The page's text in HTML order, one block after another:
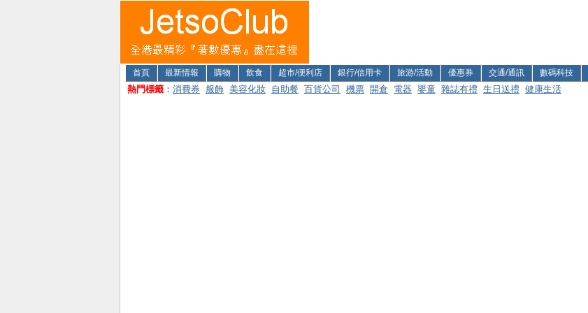
首頁 最新情報 購物 飲食 超市/便利店 銀行/信用卡 旅游/活動 優惠券 交通/通訊 數碼科技
熱門標籤 ： 消費券 服飾 美容化妝 自助餐 百貨公司 機票 開倉 電器 嬰童 雜誌有禮 生日送禮 健康生活